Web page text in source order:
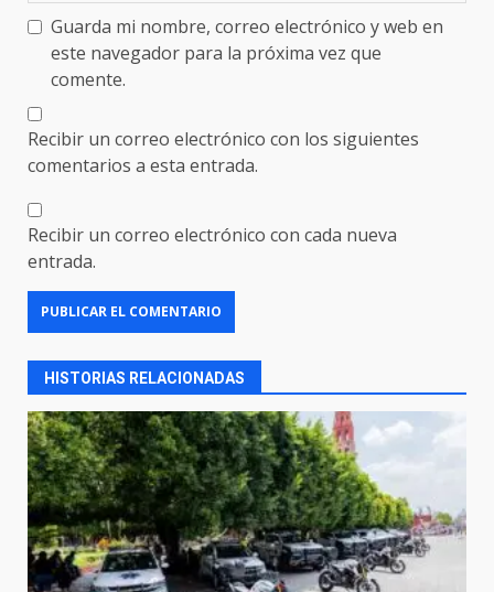
Guarda mi nombre, correo electrónico y web en
este navegador para la próxima vez que
comente.
Recibir un correo electrónico con los siguientes
comentarios a esta entrada.
Recibir un correo electrónico con cada nueva
entrada.
HISTORIAS RELACIONADAS